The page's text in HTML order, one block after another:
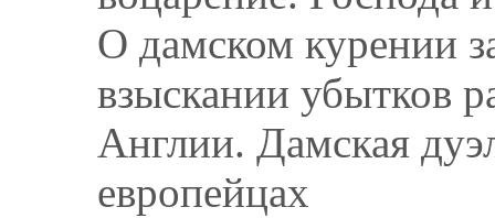
О дамском курении
взыскании убытков
Англии. Дамская
европейцах